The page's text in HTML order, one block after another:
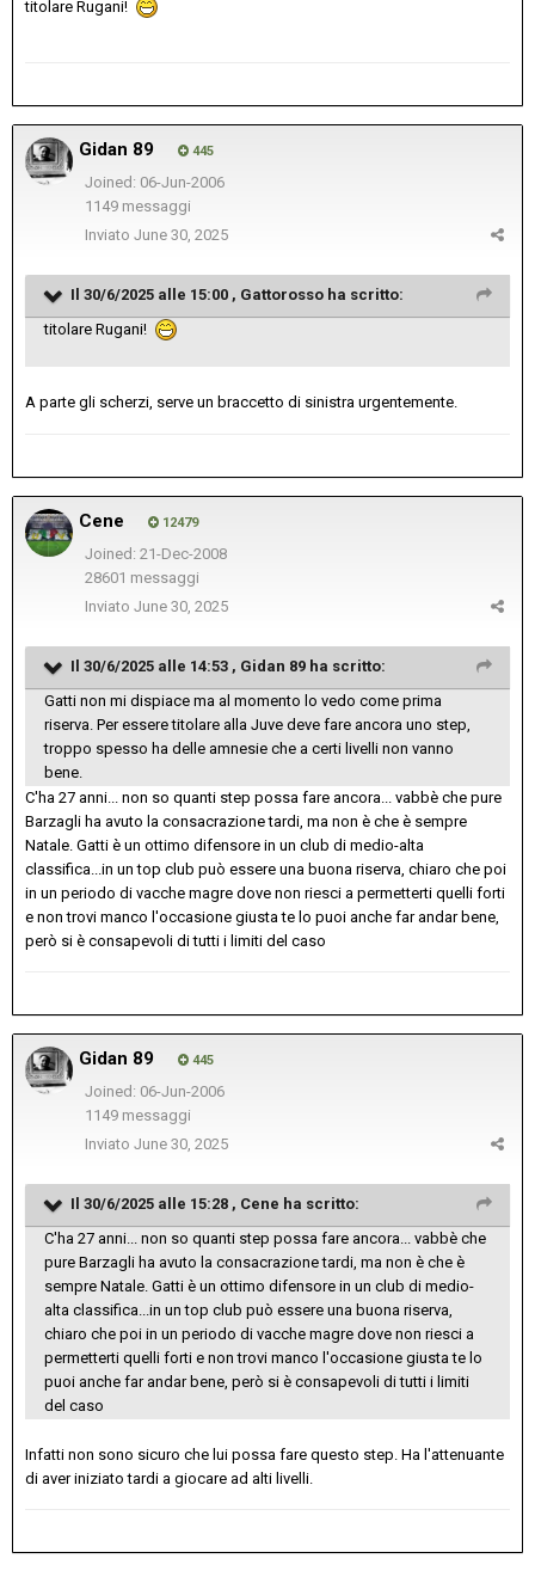
titolare Rugani!
Gidan 89 445
Joined: 06-Jun-2006
1149 messaggi
Inviato June 30, 2025
Il 30/6/2025 alle 15:00 , Gattorosso ha scritto:
titolare Rugani!
A parte gli scherzi, serve un braccetto di sinistra urgentemente.
Cene 12479
Joined: 21-Dec-2008
28601 messaggi
Inviato June 30, 2025
Il 30/6/2025 alle 14:53 , Gidan 89 ha scritto:
Gatti non mi dispiace ma al momento lo vedo come prima
riserva. Per essere titolare alla Juve deve fare ancora uno step,
troppo spesso ha delle amnesie che a certi livelli non vanno
bene.
C'ha 27 anni... non so quanti step possa fare ancora... vabbè che pure
Barzagli ha avuto la consacrazione tardi, ma non è che è sempre
Natale. Gatti è un ottimo difensore in un club di medio-alta
classifica...in un top club può essere una buona riserva, chiaro che poi
in un periodo di vacche magre dove non riesci a permetterti quelli forti
e non trovi manco l'occasione giusta te lo puoi anche far andar bene,
però si è consapevoli di tutti i limiti del caso
Gidan 89 445
Joined: 06-Jun-2006
1149 messaggi
Inviato June 30, 2025
Il 30/6/2025 alle 15:28 , Cene ha scritto:
C'ha 27 anni... non so quanti step possa fare ancora... vabbè che
pure Barzagli ha avuto la consacrazione tardi, ma non è che è
sempre Natale. Gatti è un ottimo difensore in un club di medio-
alta classifica...in un top club può essere una buona riserva,
chiaro che poi in un periodo di vacche magre dove non riesci a
permetterti quelli forti e non trovi manco l'occasione giusta te lo
puoi anche far andar bene, però si è consapevoli di tutti i limiti
del caso
Infatti non sono sicuro che lui possa fare questo step. Ha l'attenuante
di aver iniziato tardi a giocare ad alti livelli.